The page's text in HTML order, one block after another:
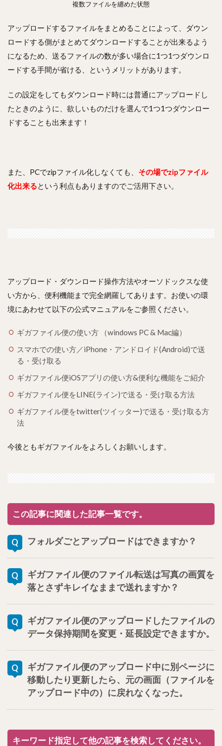
複数ファイルを纏めた状態
アップロードするファイルをまとめることによって、ダウン
ロードする側がまとめてダウンロードすることが出来るよう
になるため、 送るファイルの数が多い場合に1つ1つダウンロ
ードする手間が省ける、というメリット があります。
この設定をしてもダウンロード時には普通にアップロードし
たときのように、欲しいものだけを選んで1つ1つダウンロー
ドすることも出来ます！
また、PCでzipファイル化しなくても、 その場でzipファイル
化出来るという利点もありますのでご活用下さい。
アップロード・ダウンロード操作方法やオーソドックスな使
い方から、便利機能まで完全網羅してあります。お使いの環
境にあわせて以下の公式マニュアルをご参照ください。
ギガファイル便の使い方 （windows PC & Mac編）
スマホでの使い方／iPhone・アンドロイド(Android)で送
る・受け取る
ギガファイル便iOSアプリの使い方&便利な機能をご紹介
ギガファイル便をLINE(ライン)で送る・受け取る方法
ギガファイル便をtwitter(ツイッター)で送る・受け取る方
法
今後ともギガファイルをよろしくお願いします。
この記事に関連した記事一覧です。
フォルダごとアップロードはできますか？
ギガファイル便のファイル転送は写真の画質を
落とさずキレイなままで送れますか？
ギガファイル便のアップロードしたファイルの
データ保持期間を変更・延長設定できますか。
ギガファイル便のアップロード中に別ページに
移動したり更新したら、元の画面（ファイルを
アップロード中の）に戻れなくなった。
キーワード指定して他の記事を検索してください。